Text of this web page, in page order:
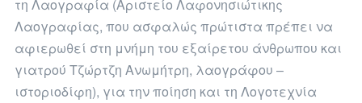
τη Λαογραφία (Αριστείο Λαφονησιώτικης
Λαογραφίας, που ασφαλώς πρώτιστα πρέπει να
αφιερωθεί στη μνήμη του εξαίρετου άνθρωπου και
γιατρού Τζώρτζη Ανωμήτρη, λαογράφου –
ιστοριοδίφη), για την ποίηση και τη Λογοτεχνία